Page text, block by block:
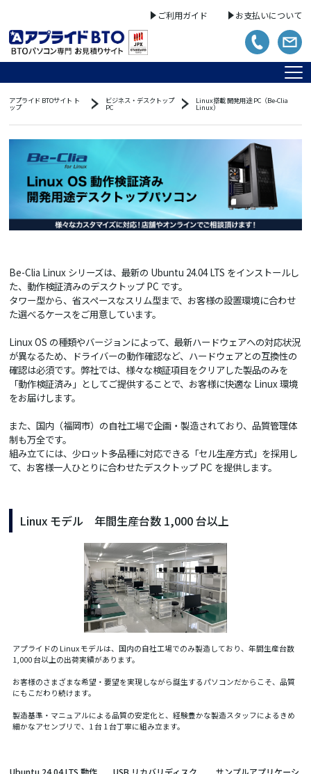
ご利用ガイド お支払いについて
アプライド BTOサイト ト
ップ
ビジネス・デスクトップ
PC
Linux搭載 開発用途 PC（Be-Clia
Linux）
Be-Clia Linux シリーズは、最新の Ubuntu 24.04 LTS をインストールし
た、動作検証済みのデスクトップ PC です。
タワー型から、省スペースなスリム型まで、お客様の設置環境に合わせ
た選べるケースをご用意しています。
Linux OS の種類やバージョンによって、最新ハードウェアへの対応状況
が異なるため、ドライバーの動作確認など、ハードウェアとの互換性の
確認は必須です。弊社では、様々な検証項目をクリアした製品のみを
「動作検証済み」としてご提供することで、お客様に快適な Linux 環境
をお届けします。
また、国内（福岡市）の自社工場で企画・製造されており、品質管理体
制も万全です。
組み立てには、少ロット多品種に対応できる「セル生産方式」を採用し
て、お客様一人ひとりに合わせたデスクトップ PC を提供します。
Linux モデル 年間生産台数 1,000 台以上
アプライドの Linux モデルは、国内の自社工場でのみ製造しており、年間生産台数
1,000 台以上の出荷実績があります。
お客様のさまざまな希望・要望を実現しながら誕生するパソコンだからこそ、品質
にもこだわり続けます。
製造基準・マニュアルによる品質の安定化と、経験豊かな製造スタッフによるきめ
細かなアセンブリで、1 台 1 台丁寧に組み立ます。
Ubuntu 24.04 LTS 動作 USB リカバリディスク サンプルアプリケーシ